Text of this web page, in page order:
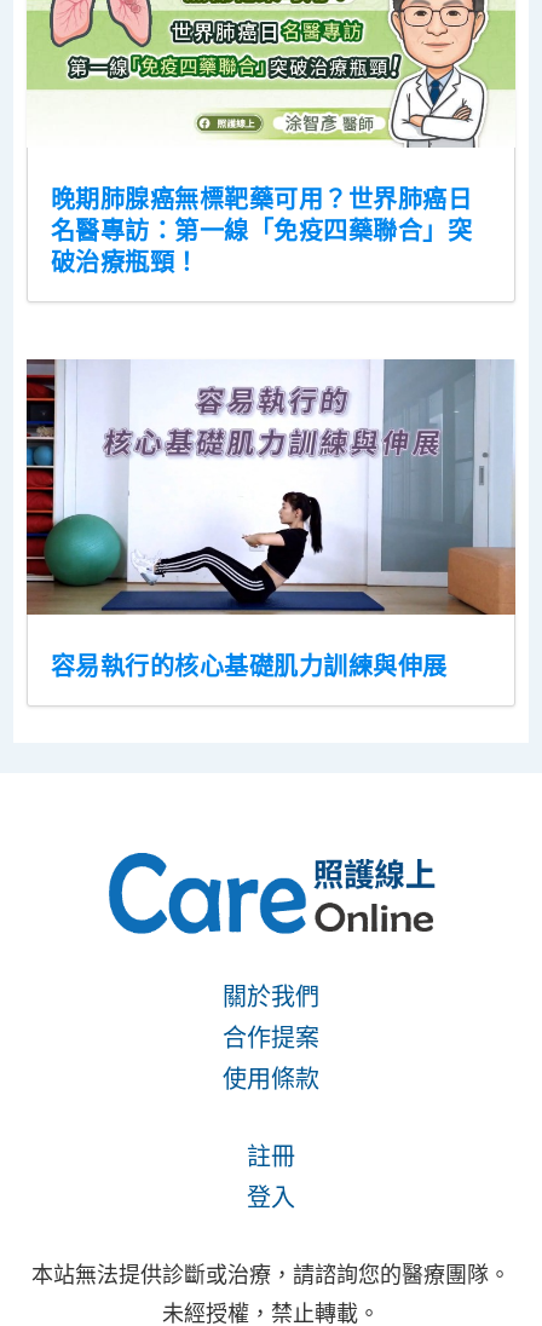
晚期肺腺癌無標靶藥可用？世界肺癌日
名醫專訪：第一線「免疫四藥聯合」突
破治療瓶頸！
容易執行的核心基礎肌力訓練與伸展
關於我們
合作提案
使用條款
註冊
登入
本站無法提供診斷或治療，請諮詢您的醫療團隊。
未經授權，禁止轉載。